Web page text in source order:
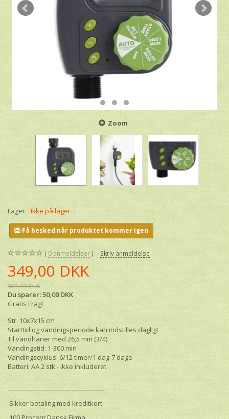
Zoom
Lager: Ikke på lager
Få besked når produktet kommer igen
0 anmeldelser Skriv anmeldelse
349,00 DKK
399,00 DKK
Du sparer:50,00 DKK
Gratis Fragt
Str. 10x7x15 cm
Starttid og vandingsperiode kan indstilles dagligt
Til vandhaner med 26,5 mm (3/4)
Vandingstid: 1-300 min
Vandingscyklus: 6/12 timer/1 dag-7 dage
Batteri: AA 2 stk - ikke inkluderet
--------------------------------------------------------------------------------------------------------
-----------------------------------------------
Sikker betaling med kreditkort